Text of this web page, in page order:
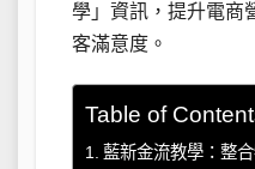
學」資訊，提升電商
客滿意度。
Table of
藍新金流教學：整